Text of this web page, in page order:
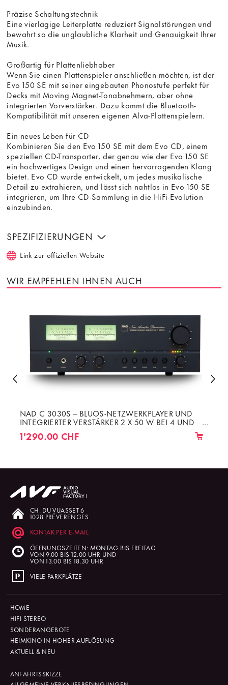
Präzise Schaltungstechnik
Eine vierlagige Leiterplatte reduziert Signalstörungen und
bewahrt so die unglaubliche Klarheit und Genauigkeit Ihrer
Musik.
Großartig für Plattenliebhaber
Wenn Sie einen Plattenspieler anschließen möchten, ist der
Evo 150 SE mit seiner eingebauten Phonostufe perfekt für
Decks mit Moving Magnet-Tonabnehmern, aber ohne
integrierten Vorverstärker. Dazu kommt die Bluetooth-
Kompatibilität mit unseren eigenen Alva-Plattenspielern.
Ein neues Leben für CD
Kombinieren Sie den Evo 150 SE mit dem Evo CD, einem
speziellen CD-Transporter, der genau wie der Evo 150 SE
ein hochwertiges Design und einen hervorragenden Klang
bietet. Evo CD wurde entwickelt, um jedes musikalische
Detail zu extrahieren, und lässt sich nahtlos in Evo 150 SE
integrieren, um Ihre CD-Sammlung in die HiFi-Evolution
einzubinden.
SPEZIFIZIERUNGEN
Link zur offiziellen Website
WIR EMPFEHLEN IHNEN AUCH
NAD C 3030S – BLUOS-NETZWERKPLAYER UND
INTEGRIERTER VERSTÄRKER 2 X 50 W BEI 4 UND
1'290.00 CHF
CH. DU VUASSET 6
1028 PRÉVERENGES
KONTAK PER E-MAIL
ÖFFNUNGSZEITEN: MONTAG BIS FREITAG
VON 9.00 BIS 12.00 UHR UND
VON 13.00 BIS 18.30 UHR
VIELE PARKPLÄTZE
HOME
HIFI STEREO
SONDERANGEBOTE
HEIMKINO IN HOHER AUFLÖSUNG
AKTUELL & NEU
ANFAHRTSSKIZZE